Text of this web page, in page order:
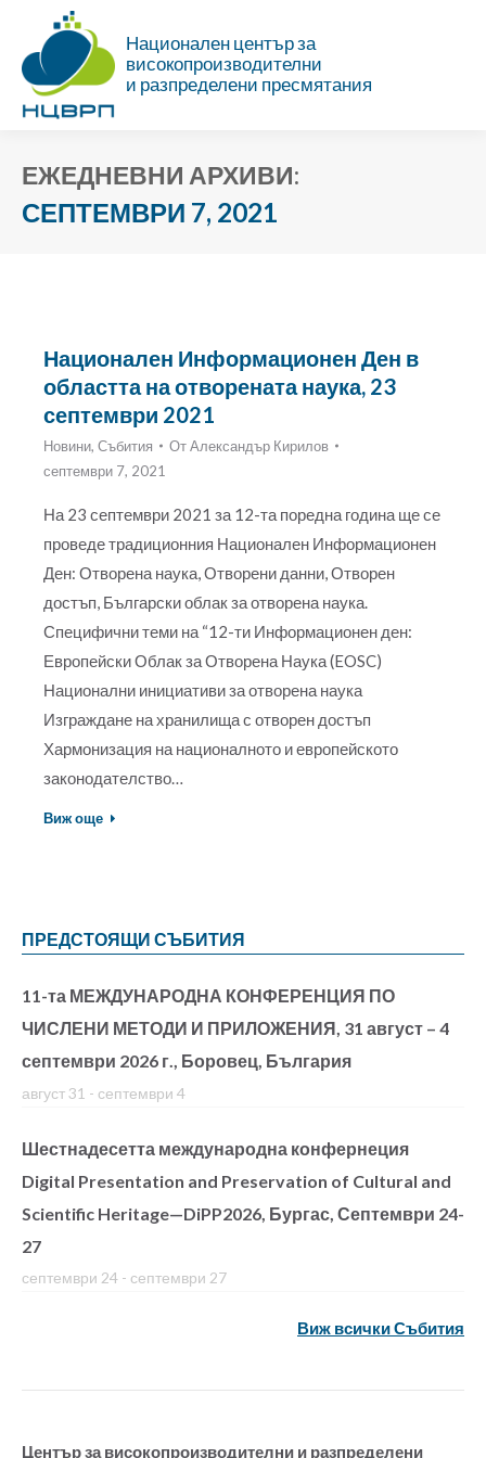
Национален център за
високопроизводителни
и разпределени пресмятания
ЕЖЕДНЕВНИ АРХИВИ:
СЕПТЕМВРИ 7, 2021
Национален Информационен Ден в
областта на отворената наука, 23
септември 2021
Новини, Събития ОтАлександър Кирилов
септември 7, 2021
На 23 септември 2021 за 12-та поредна година ще се
проведе традиционния Национален Информационен
Ден: Отворена наука, Отворени данни, Отворен
достъп, Български облак за отворена наука.
Специфични теми на “12-ти Информационен ден:
Европейски Облак за Отворена Наука (EOSC)
Национални инициативи за отворена наука
Изграждане на хранилища с отворен достъп
Хармонизация на националното и европейското
законодателство…
Виж още
ПРЕДСТОЯЩИ СЪБИТИЯ
11-та МЕЖДУНАРОДНА КОНФЕРЕНЦИЯ ПО
ЧИСЛЕНИ МЕТОДИ И ПРИЛОЖЕНИЯ, 31 август – 4
септември 2026 г., Боровец, България
август 31 - септември 4
Шестнадесетта международна конфернеция
Digital Presentation and Preservation of Cultural and
Scientific Heritage—DiPP2026, Бургас, Септември 24-
27
септември 24 - септември 27
Виж всички Събития
Център за високопроизводителни и разпределени